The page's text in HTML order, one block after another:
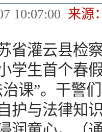
10:07:00 来源
灌云县检察
学生首个春
课”。干警
护与法律知